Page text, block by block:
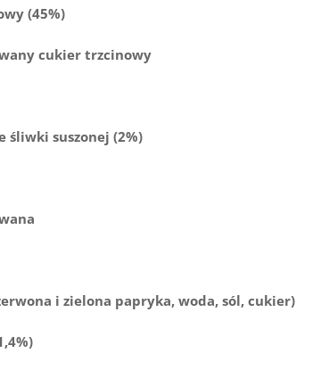
(45%)
cukier trzcinowy
śliwki suszonej (2%)
i zielona papryka, woda, sól, cukier)